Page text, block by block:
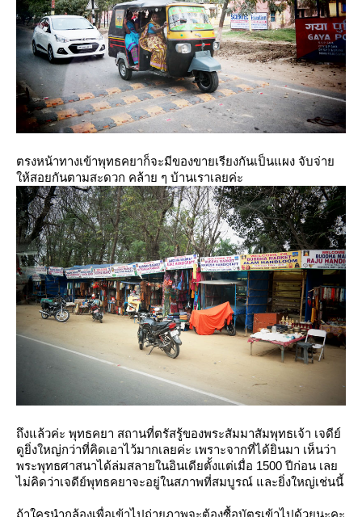
ตรงหน้าทางเข้าพุทธคยาก็จะมีของขายเรียงกันเป็นแผง จับจ่า
ห้สอยกันตามสะดวก คล้าย ๆ บ้านเราเลยค่ะ
ถึงแล้วค่ะ พุทธคยา สถานที่ตรัสรู้ของพระสัมมาสัมพุทธเจ้า เจดีย์
ดูยิ่งใหญ่กว่าที่คิดเอาไว้มากเลยค่ะ เพราะจากที่ได้ยินมา เห็นว่า
พระพุทธศาสนาได้ล่มสลายในอินเดียตั้งแต่เมื่อ 1500 ปีก่อน เล
ไม่คิดว่าเจดีย์พุทธคยาจะอยู่ในสภาพที่สมบูรณ์ และยิ่งใหญ่เช่นนี้